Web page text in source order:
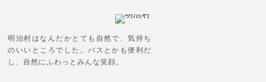
明治村はなんだかとても自然で、気持ち
のいいところでした。バスとかも便利だ
し、自然にふわっとみんな笑顔。